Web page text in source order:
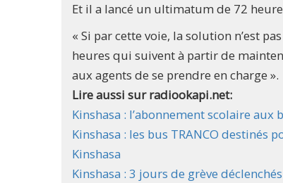
Et il a lancé un ultimatum de 72
« Si par cette voie, la solution n’est
heures qui suivent à partir de
aux agents de se prendre en charge ».
Lire aussi sur radiookapi.net:
Kinshasa : l’abonnement scolaire aux
Kinshasa : les bus TRANCO destinés
Kinshasa
Kinshasa : 3 jours de grève